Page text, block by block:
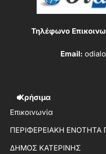
Τηλέφωνο
Email:
Χρήσιμα
Επικοινωνία
ΠΕΡΙΦΕΡΕΙΑΚΗ ΕΝΟΤΗΤΑ
ΔΗΜΟΣ ΚΑΤΕΡΙΝΗΣ